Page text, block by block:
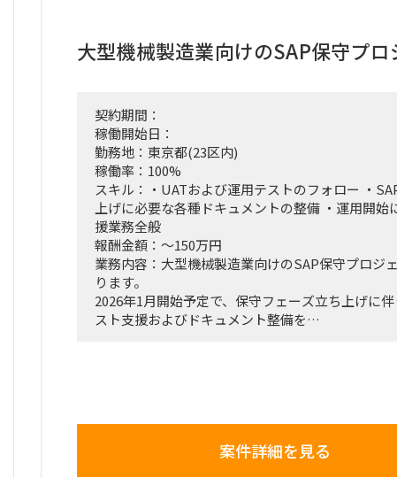
大型機械製造業向けのSAP保守プロ
契約期間：
稼働開始日：
勤務地：東京都(23区内)
稼働率：100%
スキル：・UATおよび運用テストのフォロー ・
上げに必要な各種ドキュメントの整備 ・運用開始
援業務全般
報酬金額：～150万円
業務内容：大型機械製造業向けのSAP保守プロジ
ります。
2026年1月開始予定で、保守フェーズ立ち上げに
スト支援およびドキュメント整備を
• SAP FI/COコンサルタント：2名
案件詳細を見る